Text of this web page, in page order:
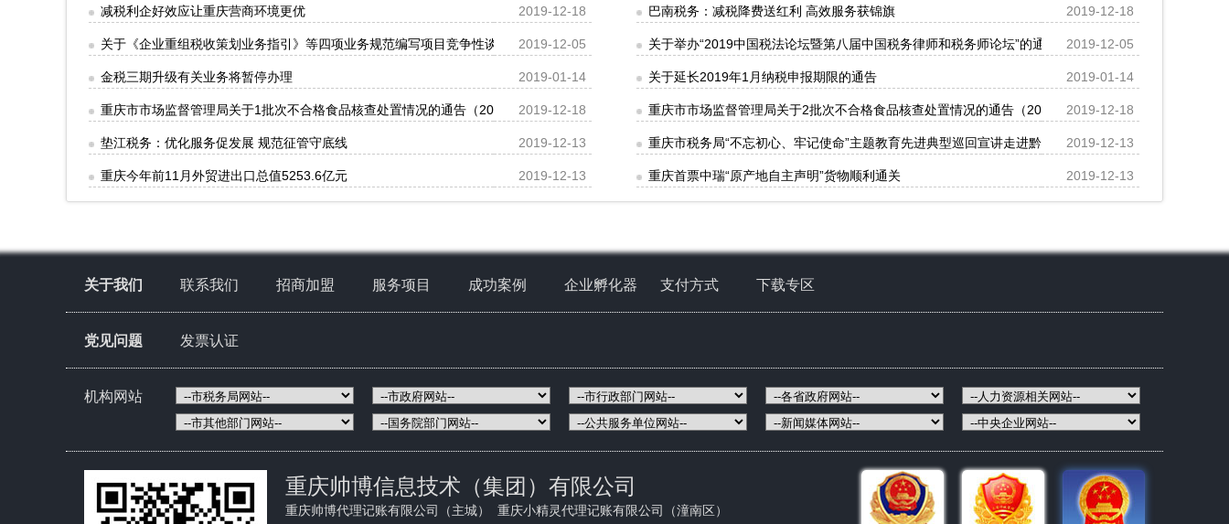
减税利企好效应让重庆营商环境更优 2019-12-18 巴南税务：减税降费送红利 高效服务获锦旗 2019-12-18
关于《企业重组税收策划业务指引》等四项业务规范编写项目竞争性谈判和单一来源采购结果的公告
2019-12-05 关于举办“2019中国税法论坛暨第八届中国税务律师和税务师论坛”的通知 2019-12-05
金税三期升级有关业务将暂停办理 2019-01-14 关于延长2019年1月纳税申报期限的通告 2019-01-14
重庆市市场监督管理局关于1批次不合格食品核查处置情况的通告（2019年第37号）
2019-12-18 重庆市市场监督管理局关于2批次不合格食品核查处置情况的通告（2019年第36号）
2019-12-18
垫江税务：优化服务促发展 规范征管守底线 2019-12-13 重庆市税务局“不忘初心、牢记使命”主题教育先进典型巡回宣讲走进黔江 2019-12-13
重庆今年前11月外贸进出口总值5253.6亿元 2019-12-13 重庆首票中瑞“原产地自主声明”货物顺利通关 2019-12-13
关于我们 联系我们 招商加盟 服务项目 成功案例 企业孵化器 支付方式 下载专区
党见问题 发票认证
机构网站
重庆帅博信息技术（集团）有限公司
重庆帅博代理记账有限公司（主城） 重庆小精灵代理记账有限公司（潼南区）